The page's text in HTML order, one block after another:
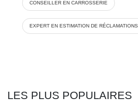
CONSEILLER EN CARROSSERIE
EXPERT EN ESTIMATION DE RÉCLAMATIONS
LES PLUS POPULAIRES